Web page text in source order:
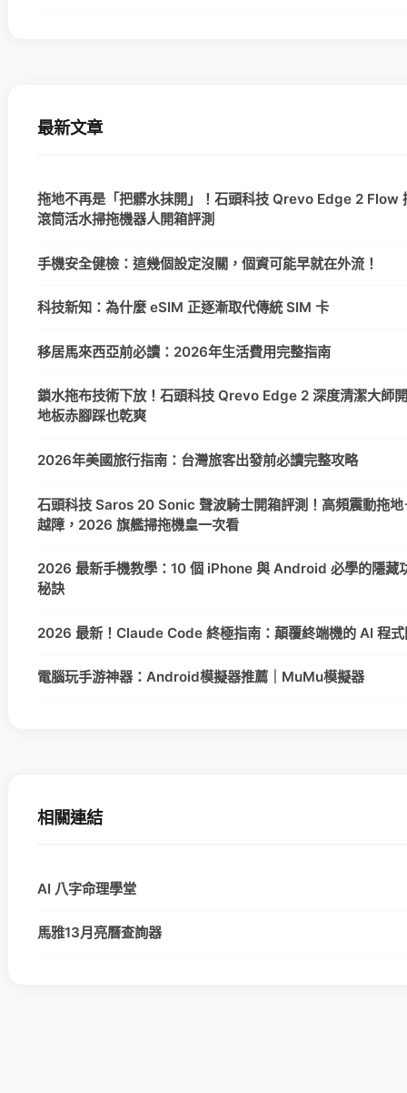
最新文章
拖地不再是「把髒水抹開」！石頭科技 Qrevo Edge 2 Flow
滾筒活水掃拖機器人開箱評測
手機安全健檢：這幾個設定沒關，個資可能早就在外流！
科技新知：為什麼 eSIM 正逐漸取代傳統 SIM 卡
移居馬來西亞前必讀：2026年生活費用完整指南
鎖水拖布技術下放！石頭科技 Qrevo Edge 2 深度清潔大師
地板赤腳踩也乾爽
2026年美國旅行指南：台灣旅客出發前必讀完整攻略
石頭科技 Saros 20 Sonic 聲波騎士開箱評測！高頻震動拖
越障，2026 旗艦掃拖機皇一次看
2026 最新手機教學：10 個 iPhone 與 Android 必學的隱藏
秘訣
2026 最新！Claude Code 終極指南：顛覆終端機的 AI 程式
電腦玩手游神器：Android模擬器推薦｜MuMu模擬器
相關連結
AI 八字命理學堂
馬雅13月亮曆查詢器